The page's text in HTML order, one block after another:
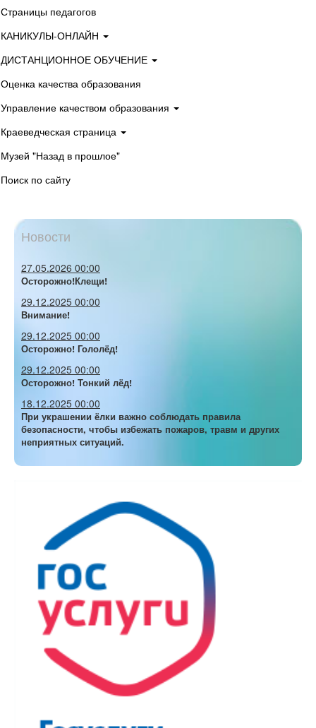
Страницы педагогов
КАНИКУЛЫ-ОНЛАЙН
ДИСТАНЦИОННОЕ ОБУЧЕНИЕ
Оценка качества образования
Управление качеством образования
Краеведческая страница
Музей "Назад в прошлое"
Поиск по сайту
Новости
27.05.2026 00:00
Осторожно!Клещи!
29.12.2025 00:00
Внимание!
29.12.2025 00:00
Осторожно! Гололёд!
29.12.2025 00:00
Осторожно! Тонкий лёд!
18.12.2025 00:00
При украшении ёлки важно соблюдать правила
безопасности, чтобы избежать пожаров, травм и других
неприятных ситуаций.